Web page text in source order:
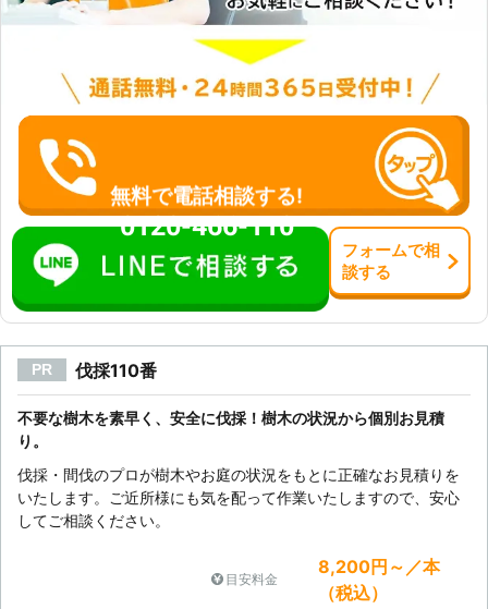
無料で電話相談する!
0120-466-110
フォームで相
談する
PR 伐採110番
不要な樹木を素早く、安全に伐採！樹木の状況から個別お見積
り。
伐採・間伐のプロが樹木やお庭の状況をもとに正確なお見積りを
いたします。ご近所様にも気を配って作業いたしますので、安心
してご相談ください。
目安料金
8,200円～／本
（税込）